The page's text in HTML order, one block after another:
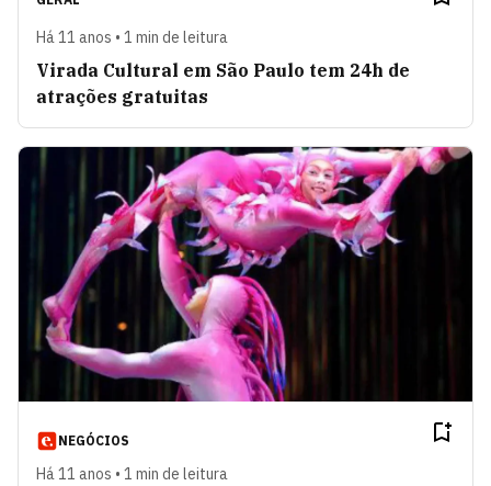
Há 11 anos • 1 min de leitura
Virada Cultural em São Paulo tem 24h de
atrações gratuitas
NEGÓCIOS
Há 11 anos • 1 min de leitura